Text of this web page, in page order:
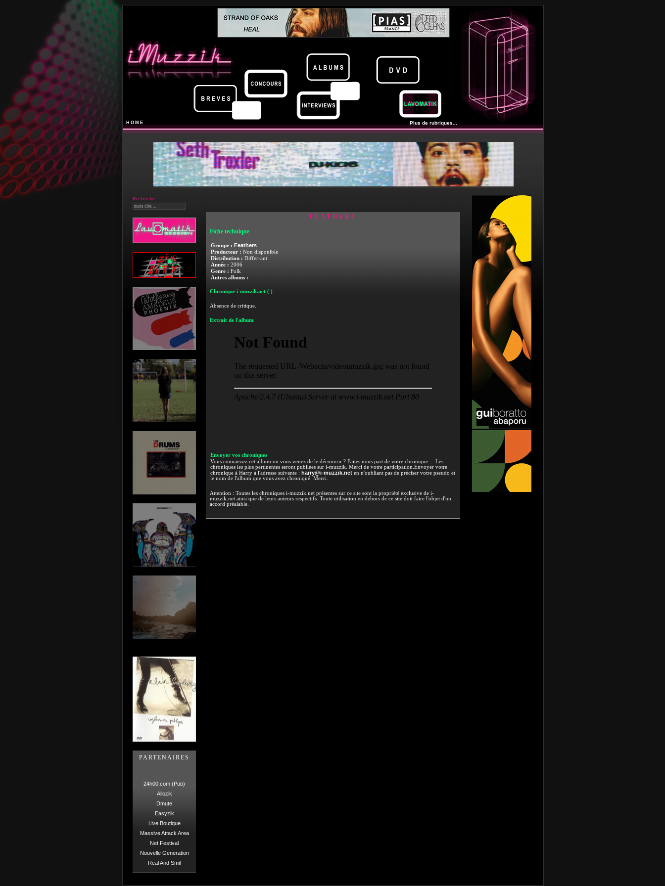
HOME Plus de rubriques...
Recherche
PARTENAIRES
24h00.com (Pub)
Allozik
Dmute
Easyzik
Live Boutique
Massive Attack Area
Net Festival
Nouvelle Generation
Real And Smil
FEATHERS
Fiche technique
Groupe : Feathers
Producteur : Non disponible
Distribution : Differ-ant
Année : 2006
Genre : Folk
Autres albums :
Chronique i-muzzik.net ( )
Absence de critique.
Extrait de l'album
Envoyer vos chroniques
Vous connaissez cet album ou vous venez de le découvrir ? Faites nous part de votre chronique ... Les
chroniques les plus pertinentes seront publiées sur i-muzzik. Merci de votre participation.Envoyer votre
chronique à Harry à l'adresse suivante : harry@i-muzzik.neten n'oubliant pas de préciser votre pseudo et
le nom de l'album que vous avez chroniqué. Merci.
Attention : Toutes les chroniques i-muzzik.net présentes sur ce site sont la propriété exclusive de i-
muzzik.net ainsi que de leurs auteurs respectifs. Toute utilisation en dehors de ce site doit faire l'objet d'un
accord préalable.